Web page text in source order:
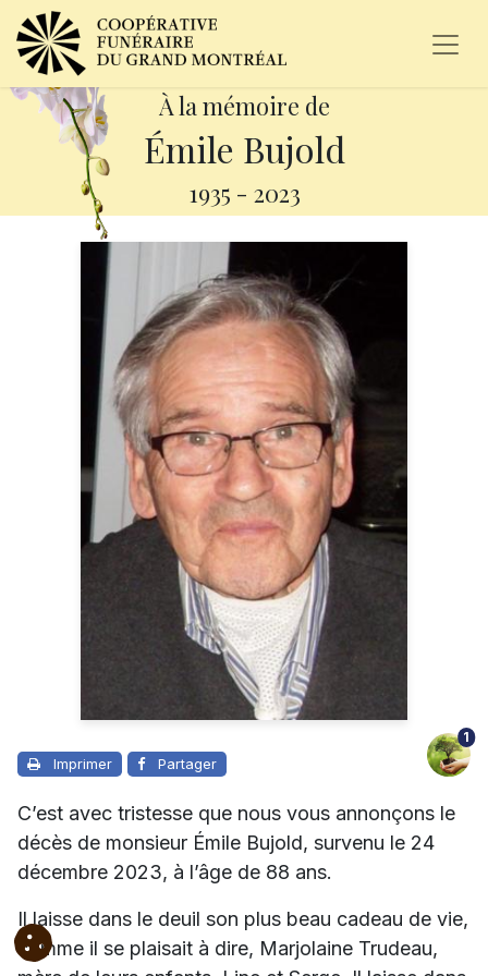
À la mémoire de
Émile Bujold
1935 - 2023
Imprimer Partager
1
C’est avec tristesse que nous vous annonçons le
décès de monsieur Émile Bujold, survenu le 24
décembre 2023, à l’âge de 88 ans.
Il laisse dans le deuil son plus beau cadeau de vie,
comme il se plaisait à dire, Marjolaine Trudeau,